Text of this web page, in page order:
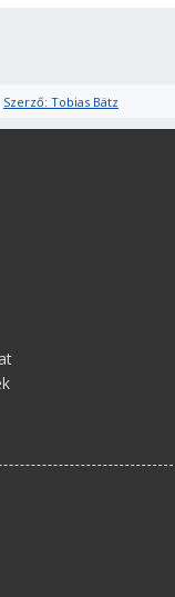
Szerző: Tobias Bätz